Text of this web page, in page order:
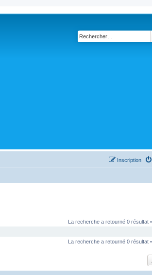
Inscription
La recherche a retourné 0 résultat
La recherche a retourné 0 résultat